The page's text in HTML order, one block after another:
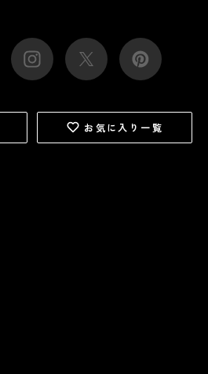
お気に入り一覧